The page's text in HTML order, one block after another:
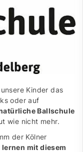
Kinder das
oder auf
Ballschule
wie nicht mehr.
der Kölner
lernen mit diesem